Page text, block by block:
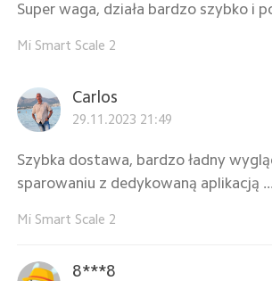
Super waga, działa bardzo szybko i
Mi Smart Scale 2
Carlos
29.11.2023 21:49
Szybka dostawa, bardzo ładny
sparowaniu z dedykowaną aplikacją ...
Mi Smart Scale 2
8***8